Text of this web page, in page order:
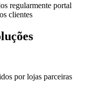
regularmente portal
clientes
por lojas parceiras